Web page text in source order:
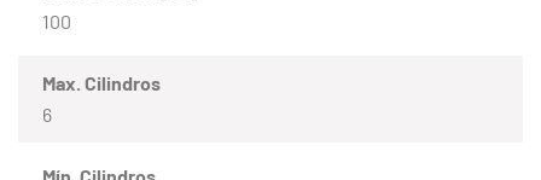
100
Max. Cilindros
6
Mín. Cilindros